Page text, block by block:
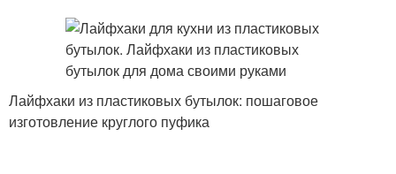
Лайфхаки из пластиковых бутылок: пошаговое
изготовление круглого пуфика